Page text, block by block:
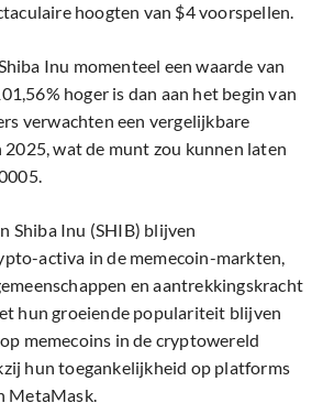
hoogten van $4 voorspellen.
Inu momenteel een waarde van
hoger is dan aan het begin van
verwachten een vergelijkbare
wat de munt zou kunnen laten
Shiba Inu (SHIB) blijven
activa in de memecoin-markten,
en aantrekkingskracht
hun groeiende populariteit blijven
memecoins in de cryptowereld
hun toegankelijkheid op platforms
MetaMask.